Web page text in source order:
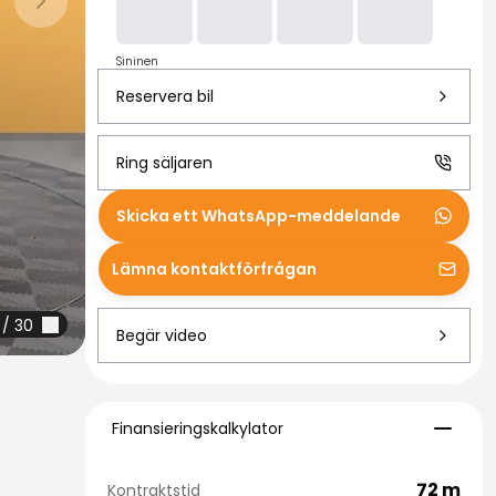
Nästa bild
30
Sininen
Reservera bil
Skicka ett WhatsApp-meddelande
Ring säljaren
Lämna kontaktförfrågan
Begär video
Finansieringskalkylator
Finansieringskalkylator
Kontraktstid 72 m